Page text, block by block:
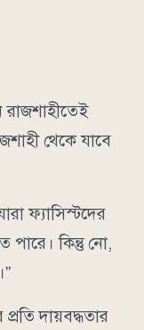
রাজশাহীতেই
থেকে যাবে
ফ্যাসিস্টদের
পারে। কিন্তু নো,
দায়বদ্ধতার